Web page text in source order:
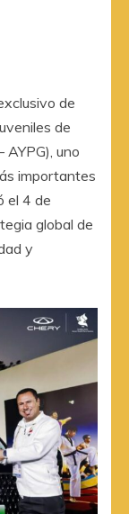
de
de
uno
importantes
el 4 de
global de
y